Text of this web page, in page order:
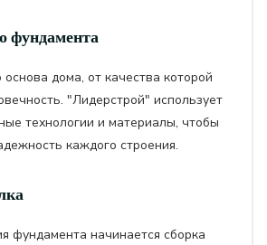
фундамента
дома, от качества которой
"Лидерстрой" использует
технологии и материалы, чтобы
каждого строения.
фундамента начинается сборка